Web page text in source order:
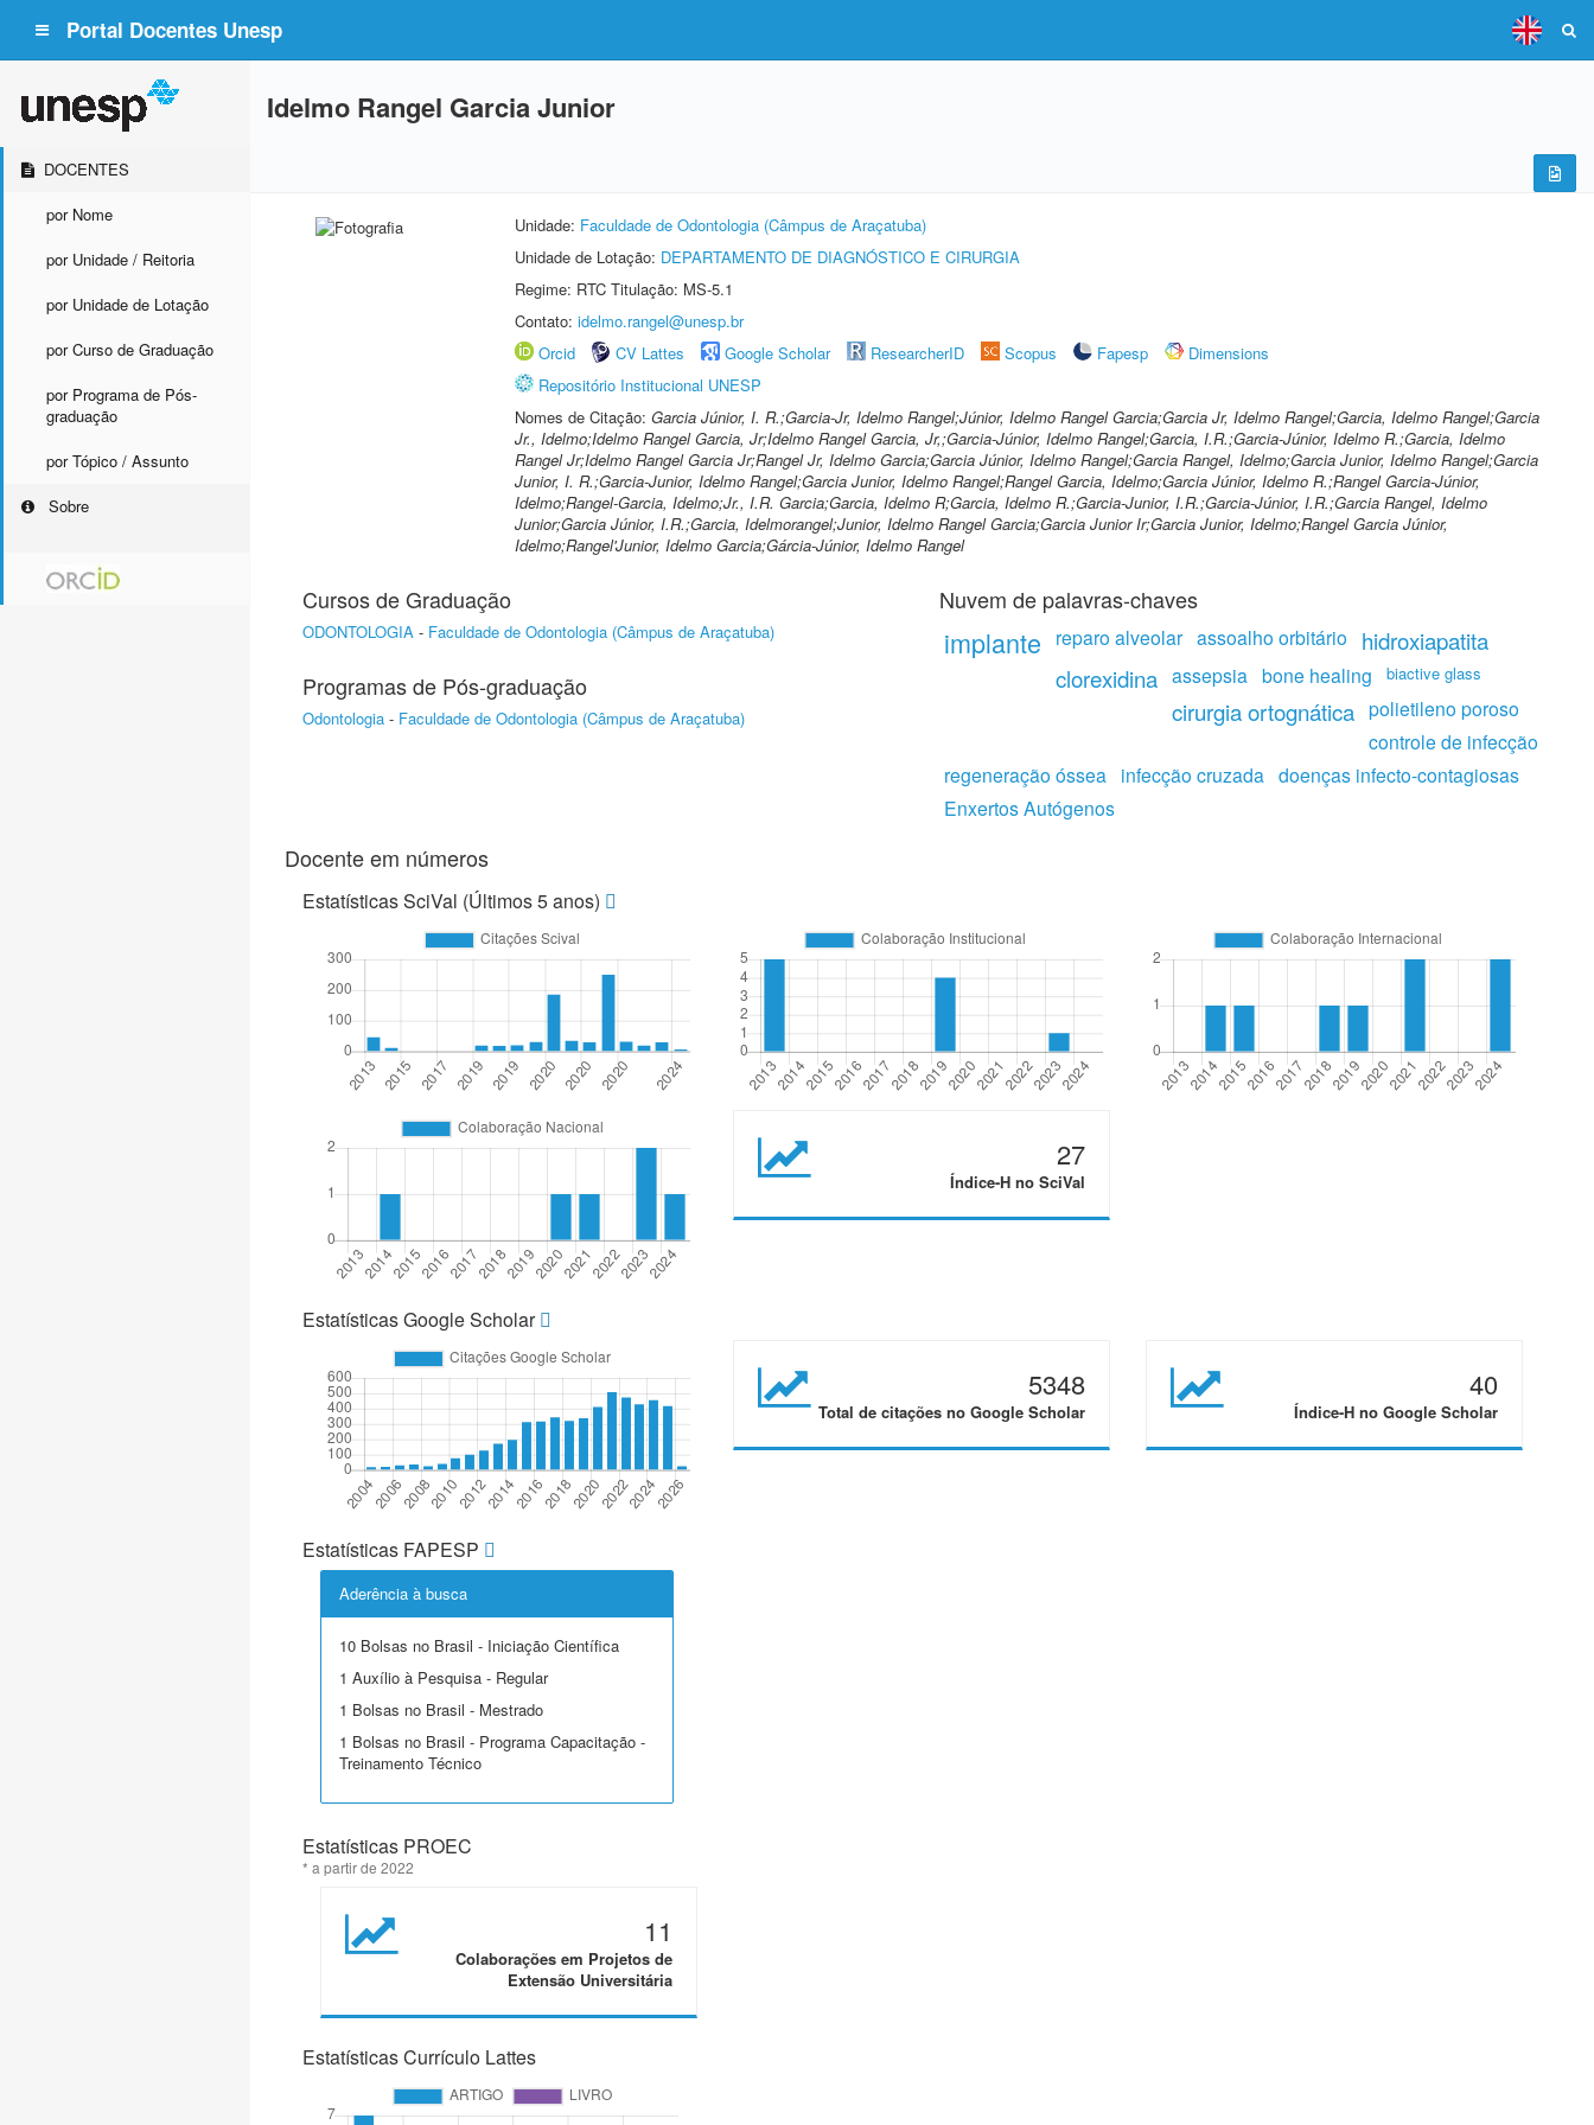
Portal Docentes Unesp
DOCENTES
por Nome
por Unidade / Reitoria
por Unidade de Lotação
por Curso de Graduação
por Programa de Pós-
graduação
por Tópico / Assunto
Sobre
Idelmo Rangel Garcia Junior
Unidade: Faculdade de Odontologia (Câmpus de Araçatuba)
Unidade de Lotação: DEPARTAMENTO DE DIAGNÓSTICO E CIRURGIA
Regime: RTC Titulação: MS-5.1
Contato: idelmo.rangel@unesp.br
Orcid
CV Lattes Google Scholar ResearcherID Scopus Fapesp
Dimensions
Repositório Institucional UNESP
Nomes de Citação: Garcia Júnior, I. R.;Garcia-Jr, Idelmo Rangel;Júnior, Idelmo Rangel Garcia;Garcia Jr, Idelmo Rangel;Garcia, Idelmo Rangel;Garcia
Jr., Idelmo;Idelmo Rangel Garcia, Jr;Idelmo Rangel Garcia, Jr,;Garcia-Júnior, Idelmo Rangel;Garcia, I.R.;Garcia-Júnior, Idelmo R.;Garcia, Idelmo
Rangel Jr;Idelmo Rangel Garcia Jr;Rangel Jr, Idelmo Garcia;Garcia Júnior, Idelmo Rangel;Garcia Rangel, Idelmo;Garcia Junior, Idelmo Rangel;Garcia
Junior, I. R.;Garcia-Junior, Idelmo Rangel;Garcia Junior, Idelmo Rangel;Rangel Garcia, Idelmo;Garcia Júnior, Idelmo R.;Rangel Garcia-Júnior,
Idelmo;Rangel-Garcia, Idelmo;Jr., I.R. Garcia;Garcia, Idelmo R;Garcia, Idelmo R.;Garcia-Junior, I.R.;Garcia-Júnior, I.R.;Garcia Rangel, Idelmo
Junior;Garcia Júnior, I.R.;Garcia, Idelmorangel;Junior, Idelmo Rangel Garcia;Garcia Junior Ir;Garcia Junior, Idelmo;Rangel Garcia Júnior,
Idelmo;Rangel'Junior, Idelmo Garcia;Gárcia-Júnior, Idelmo Rangel
Cursos de Graduação
ODONTOLOGIA - Faculdade de Odontologia (Câmpus de Araçatuba)
Programas de Pós-graduação
Odontologia - Faculdade de Odontologia (Câmpus de Araçatuba)
Nuvem de palavras-chaves
implante reparo alveolar assoalho orbitário
hidroxiapatita
clorexidina assepsia bone healing biactive glass
cirurgia ortognática polietileno poroso
controle de infecção
regeneração óssea infecção cruzada doenças infecto-contagiosas
Enxertos Autógenos
Docente em números
Estatísticas SciVal (Últimos 5 anos)
27
Índice-H no SciVal
Estatísticas Google Scholar
5348
Total de citações no Google Scholar
40
Índice-H no Google Scholar
Estatísticas FAPESP
Aderência à busca
10 Bolsas no Brasil - Iniciação Científica
1 Auxílio à Pesquisa - Regular
1 Bolsas no Brasil - Mestrado
1 Bolsas no Brasil - Programa Capacitação -
Treinamento Técnico
Estatísticas PROEC
* a partir de 2022
11
Colaborações em Projetos de
Extensão Universitária
Estatísticas Currículo Lattes